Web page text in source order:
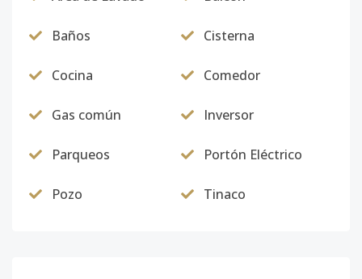
Código 3051 -12
A-02
Código3051
Baños Cisterna
Cocina Comedor
Gas común Inversor
Parqueos Portón Eléctrico
Pozo Tinaco